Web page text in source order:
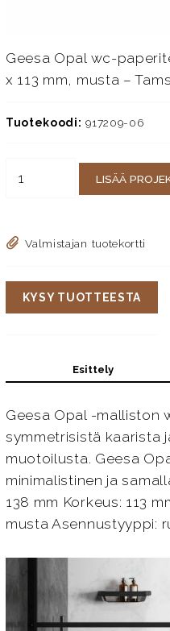
Geesa Opal wc-
x 113 mm, musta –
Tuotekoodi: 917209-06
LISÄÄ
Valmistajan tuotekortti
KYSY TUOTTEESTA
Esittely
Geesa Opal -malliston
symmetrisistä kaarista
muotoilusta. Geesa
minimalistinen ja
138 mm Korkeus: 113
musta Asennustyyppi: